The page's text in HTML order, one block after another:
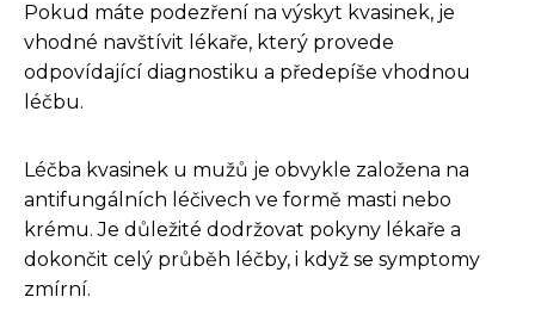
Pokud máte podezření na výskyt kvasinek, je
vhodné navštívit lékaře, který provede
odpovídající diagnostiku a předepíše vhodnou
léčbu.
Léčba kvasinek u mužů je obvykle založena na
antifungálních léčivech ve formě masti nebo
krému. Je důležité dodržovat pokyny lékaře a
dokončit celý průběh léčby, i když se symptomy
zmírní.